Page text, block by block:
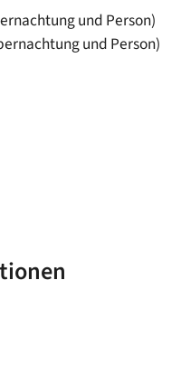
und Person)
und Person)